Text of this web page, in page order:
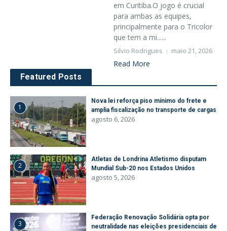
em Curitiba.O jogo é crucial
para ambas as equipes,
principalmente para o Tricolor
que tem a mi......
Silvio Rodrigues maio 21, 2026
Read More
Featured Posts
1
Nova lei reforça piso mínimo do frete e
amplia fiscalização no transporte de cargas
agosto 6, 2026
2
Atletas de Londrina Atletismo disputam
Mundial Sub-20 nos Estados Unidos
agosto 5, 2026
3
Federação Renovação Solidária opta por
neutralidade nas eleições presidenciais de